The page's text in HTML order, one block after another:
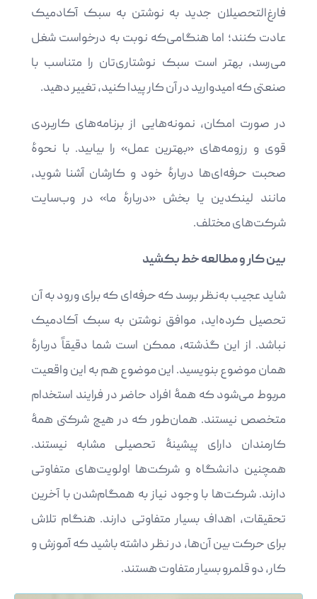
فارغ‌التحصیلان جدید به نوشتن به سبک آکادمیک
عادت کنند؛ اما هنگامی‌که نوبت به درخواست شغل
می‌رسد، بهتر است سبک نوشتاری‌تان را متناسب با
صنعتی که امیدوارید در آن کار پیدا کنید، تغییر دهید.
در صورت امکان، نمونه‌هایی از برنامه‌های کاربردی
قوی و رزومه‌های «بهترین عمل» را بیابید. با نحوۀ
صحبت حرفه‌ای‌ها دربارۀ خود و کارشان آشنا شوید،
مانند لینکدین یا بخش «دربارۀ ما» در وب‌سایت
شرکت‌های مختلف.
بین کار و مطالعه خط بکشید
شاید عجیب به‌نظر برسد که حرفه‌ای که برای ورود به آن
تحصیل کرده‌اید، موافق نوشتن به سبک آکادمیک
نباشد. از این گذشته، ممکن است شما دقیقاً دربارۀ
همان موضوع بنویسید. این موضوع هم به این واقعیت
مربوط می‌شود که همۀ افراد حاضر در فرایند استخدام
متخصص نیستند. همان‌طور که در هیچ شرکتی همۀ
کارمندان دارای پیشینۀ تحصیلی مشابه نیستند.
همچنین دانشگاه و شرکت‌ها اولویت‌های متفاوتی
دارند. شرکت‌ها با وجود نیاز به همگام‌شدن با آخرین
تحقیقات، اهداف بسیار متفاوتی دارند. هنگام تلاش
برای حرکت بین آن‌ها، در نظر داشته باشید که آموزش و
کار، دو قلمرو بسیار متفاوت هستند.